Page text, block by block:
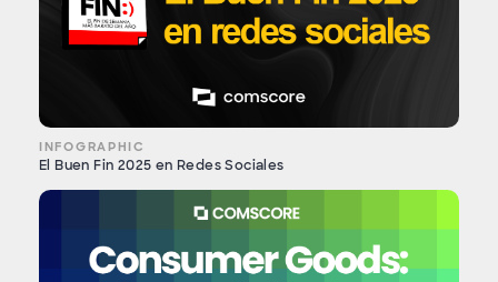
INFOGRAPHIC
El Buen Fin 2025 en Redes Sociales